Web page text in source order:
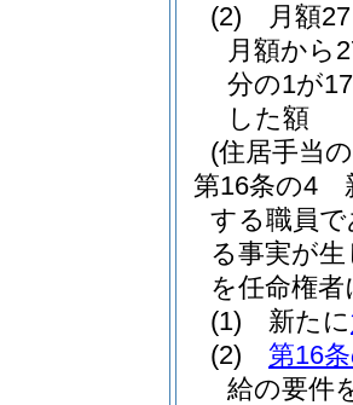
(2)
月額
月額から
分の1が
した額
(住居手当
第16条の4
する職員
る事実が
を任命権
(1)
新たに
(2)
第16
給の要件